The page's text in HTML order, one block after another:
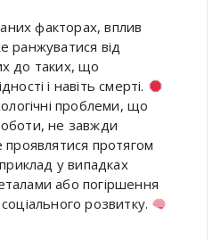
факторах, вплив
ранжуватися від
до таких, що
і навіть смерті.
проблеми, що
не завжди
протягом
у випадках
або погіршення
розвитку.